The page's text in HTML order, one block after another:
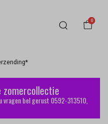
0
vragen bel gerust 0592-313510,